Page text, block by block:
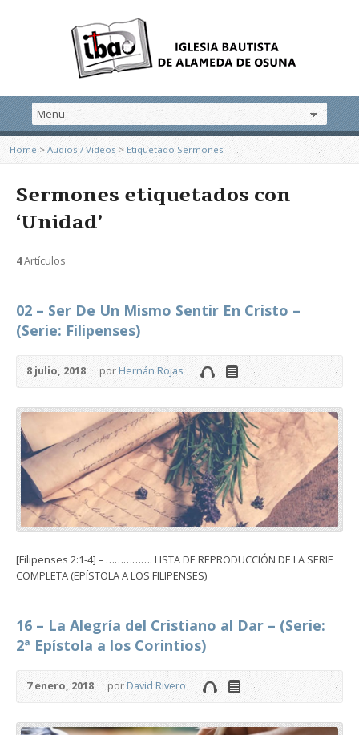
Home > Audios / Videos >Etiquetado Sermones
Sermones etiquetados con
‘Unidad’
4Artículos
02 – Ser De Un Mismo Sentir En Cristo –
(Serie: Filipenses)
8 julio, 2018 porHernán Rojas
[Filipenses 2:1-4] – ……………. LISTA DE REPRODUCCIÓN DE LA SERIE
COMPLETA (EPÍSTOLA A LOS FILIPENSES)
16 – La Alegría del Cristiano al Dar – (Serie:
2ª Epístola a los Corintios)
7 enero, 2018 porDavid Rivero